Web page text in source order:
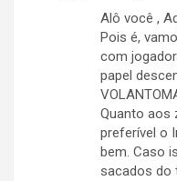
Alô você ,
Pois é,
com
papel
Quanto aos
preferível o
bem. Caso
sacados do